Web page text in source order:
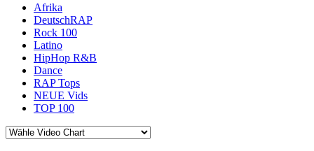
Afrika
DeutschRAP
Rock 100
Latino
HipHop R&B
Dance
RAP Tops
NEUE Vids
TOP 100